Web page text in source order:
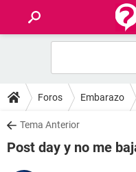
FOROS
SALUD
Foros Embarazo
Tema Anterior
Post day y no me